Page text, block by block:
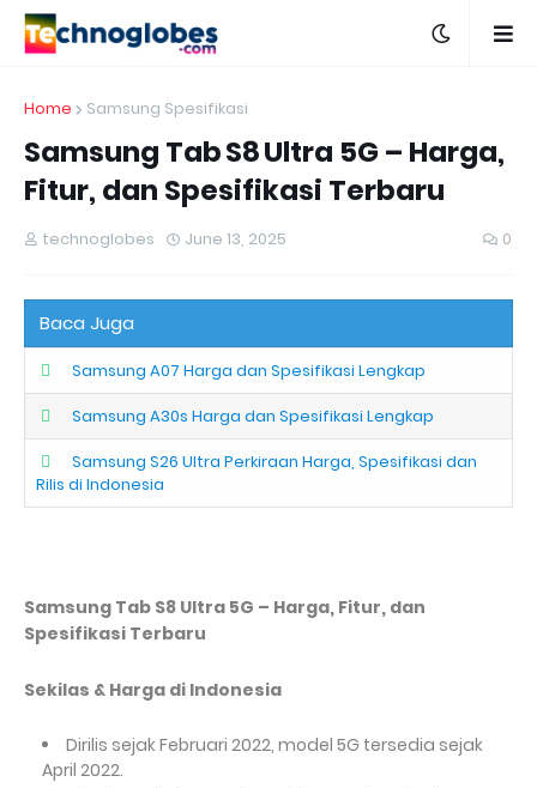
Home Samsung Spesifikasi
Samsung Tab S8 Ultra 5G – Harga,
Fitur, dan Spesifikasi Terbaru
technoglobes June 13, 2025 0
Baca Juga
Samsung A07 Harga dan Spesifikasi Lengkap
Samsung A30s Harga dan Spesifikasi Lengkap
Samsung S26 Ultra Perkiraan Harga, Spesifikasi dan
Rilis di Indonesia
Samsung Tab S8 Ultra 5G – Harga, Fitur, dan
Spesifikasi Terbaru
Sekilas & Harga di Indonesia
Dirilis sejak Februari 2022, model 5G tersedia sejak
April 2022.